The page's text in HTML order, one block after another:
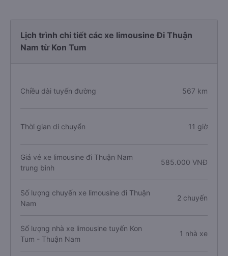
Lịch trình chi tiết các xe limousine Đi Thuận
Nam từ Kon Tum
Chiều dài tuyến đường 567 km
Thời gian di chuyển 11 giờ
Giá vé xe limousine đi Thuận Nam
trung bình
585.000 VNĐ
Số lượng chuyến xe limousine đi Thuận
Nam
2 chuyến
Số lượng nhà xe limousine tuyến Kon
Tum - Thuận Nam
1 nhà xe